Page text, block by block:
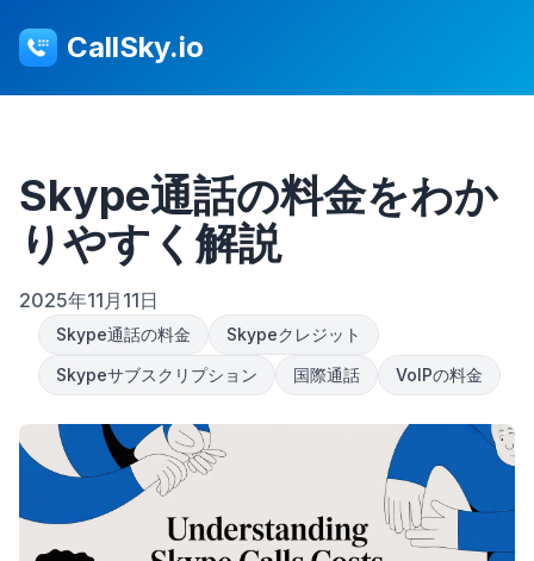
CallSky.io
Skype通話の料金をわか
りやすく解説
2025年11月11日
Skype通話の料金
Skypeクレジット
Skypeサブスクリプション
国際通話 VoIPの料金